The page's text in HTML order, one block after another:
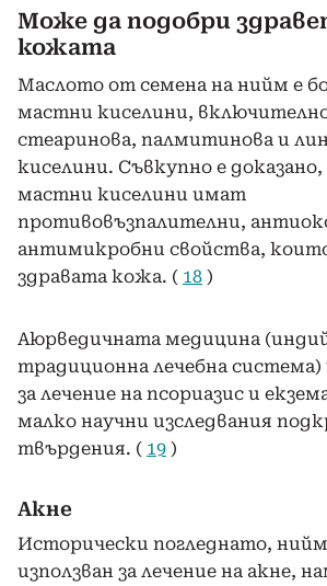
Може да подобри
кожата
Маслото от семена на нийм е
мастни киселини,
стеаринова, палмитинова и
киселини. Съвкупно е доказано,
мастни киселини имат
противовъзпалителни,
антимикробни свойства,
здравата кожа. ( 18 )
Аюрведичната медицина
традиционна лечебна система)
за лечение на псориазис и
малко научни изследвания
твърдения. ( 19 )
Акне
Исторически погледнато, нийм
използван за лечение на акне,